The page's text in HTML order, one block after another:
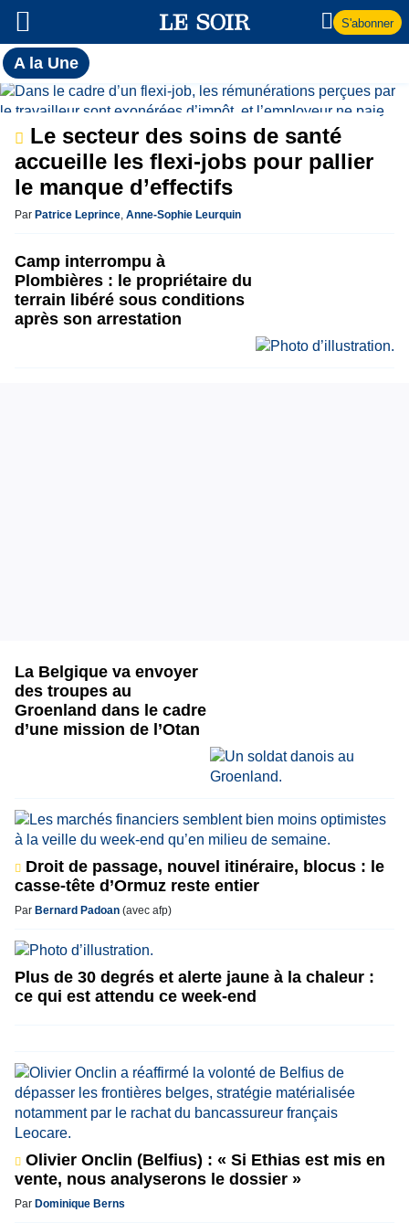
S'abonner
A la UneToutes
l'actualité
du Soir
A
la
Une
Le secteur des soins de santé
accueille les flexi-jobs pour pallier
le manque d’effectifs
Par Patrice Leprince, Anne-Sophie Leurquin
Camp interrompu à
Plombières : le propriétaire du
terrain libéré sous conditions
après son arrestation
La Belgique va envoyer
des troupes au
Groenland dans le cadre
d’une mission de l’Otan
Droit de passage, nouvel itinéraire, blocus : le
casse-tête d’Ormuz reste entier
Par Bernard Padoan (avec afp)
Plus de 30 degrés et alerte jaune à la chaleur :
ce qui est attendu ce week-end
Olivier Onclin (Belfius) : « Si Ethias est mis en
vente, nous analyserons le dossier »
Par Dominique Berns